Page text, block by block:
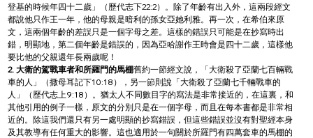
登基的時候年四十二歲」（歷代志下22:2）。除了年齡有出入外，這兩段經文
都說他只作王一年，他的母親是暗利的孫女亞她利雅。再一次，在希伯來原
文，這兩個年齡的差誤只是一個字母之差。這樣的錯誤只可能是在抄寫時出
錯，明顯地，第二個年齡是錯誤的，因為亞哈謝作王時會是四十二歲，這樣他
要比他的父親還年長兩歲呢！
2. 大衛的駕戰車者和所羅門的馬棚舊約一節經文說，「大衛殺了亞蘭七百輛戰
車的人」（撒母耳記下10:18），另一節則說「大衛殺了亞蘭七千輛戰車的
人」（歷代志上9:18）。猶太人不同數目字的寫法是非常接近的，在這裏，和
其他引用的例子一樣，原文的分別只是在一個字母，而且在每本書都是非常相
近的。除這我們還只有另一處明顯的抄寫錯誤，但這些錯誤並沒有對聖經本身
及其教導有任何重大的影響。這也適用於一句關於所羅門有四萬套車的馬棚的